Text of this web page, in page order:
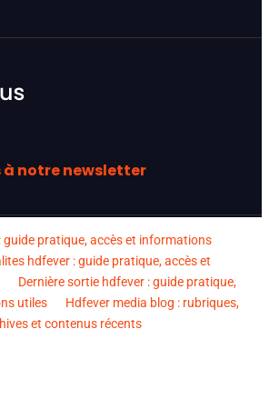
notre newsletter
guide pratique, accès et informations
hdfever : guide pratique, accès et
Dernière sortie hdfever : guide pratique,
utiles
Hdfever media blog : rubriques,
et contenus récents